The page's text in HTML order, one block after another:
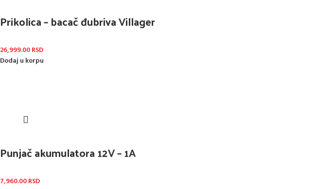
Prikolica – bacač đubriva Villager
26,999.00RSD
Dodaj u korpu
Punjač akumulatora 12V – 1A
7,960.00RSD